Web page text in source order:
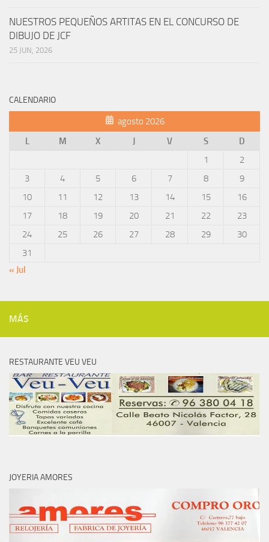
NUESTROS PEQUEÑOS ARTITAS EN EL CONCURSO DE
DIBUJO DE JCF
25 JUN, 2026
CALENDARIO
agosto 2026
L
M X J V S
D
1
2
3
4 5 6 7 8
9
10
11 12 13 14 15
16
17
18 19 20 21 22
23
24
25 26 27 28 29
30
31
« Jul
MÁS
RESTAURANTE VEU VEU
JOYERIA AMORES